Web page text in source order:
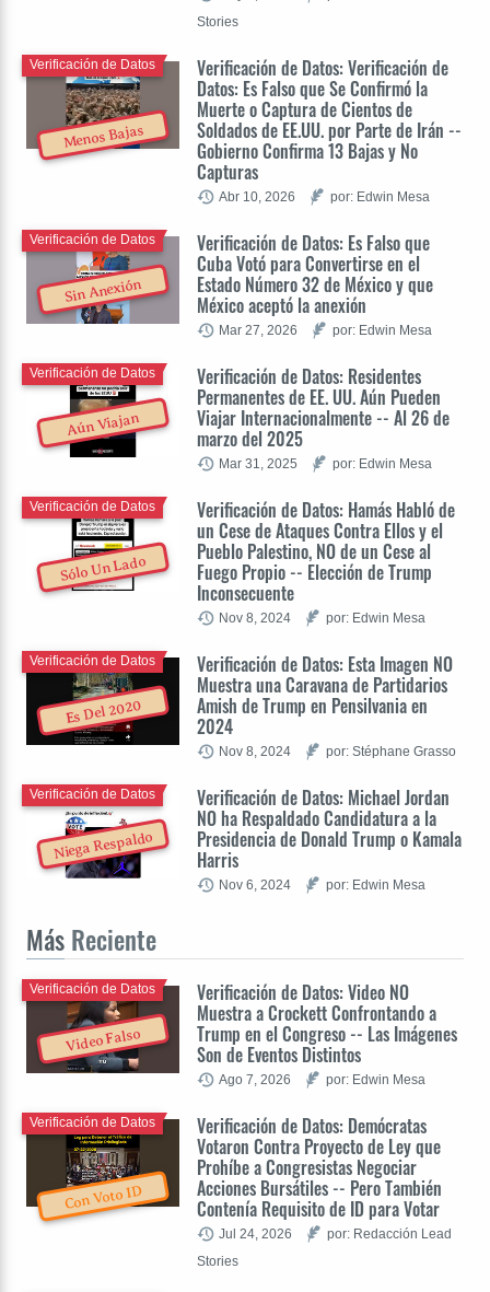
Stories
Menos Bajas
Verificación de Datos: Verificación de
Datos: Es Falso que Se Confirmó la
Muerte o Captura de Cientos de
Soldados de EE.UU. por Parte de Irán --
Gobierno Confirma 13 Bajas y No
Capturas
Verificación de Datos
Abr 10, 2026 por: Edwin Mesa
Sin Anexión
Verificación de Datos: Es Falso que
Cuba Votó para Convertirse en el
Estado Número 32 de México y que
México aceptó la anexión
Verificación de Datos
Mar 27, 2026 por: Edwin Mesa
Aún Viajan
Verificación de Datos: Residentes
Permanentes de EE. UU. Aún Pueden
Viajar Internacionalmente -- Al 26 de
marzo del 2025
Verificación de Datos
Mar 31, 2025 por: Edwin Mesa
Sólo Un Lado
Verificación de Datos: Hamás Habló de
un Cese de Ataques Contra Ellos y el
Pueblo Palestino, NO de un Cese al
Fuego Propio -- Elección de Trump
Inconsecuente
Verificación de Datos
Nov 8, 2024 por: Edwin Mesa
Es Del 2020
Verificación de Datos: Esta Imagen NO
Muestra una Caravana de Partidarios
Amish de Trump en Pensilvania en
2024
Verificación de Datos
Nov 8, 2024 por: Stéphane Grasso
Niega Respaldo
Verificación de Datos: Michael Jordan
NO ha Respaldado Candidatura a la
Presidencia de Donald Trump o Kamala
Harris
Verificación de Datos
Nov 6, 2024 por: Edwin Mesa
Más Reciente
Video Falso
Verificación de Datos: Video NO
Muestra a Crockett Confrontando a
Trump en el Congreso -- Las Imágenes
Son de Eventos Distintos
Verificación de Datos
Ago 7, 2026 por: Edwin Mesa
Con Voto ID
Verificación de Datos: Demócratas
Votaron Contra Proyecto de Ley que
Prohíbe a Congresistas Negociar
Acciones Bursátiles -- Pero También
Contenía Requisito de ID para Votar
Verificación de Datos
Jul 24, 2026
por: Redacción Lead
Stories